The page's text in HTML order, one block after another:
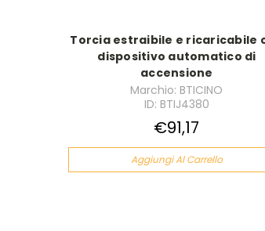
Torcia estraibile e ricaricabile
dispositivo automatico di
accensione
Marchio: BTICINO
ID: BTIJ4380
€91,17
Aggiungi Al Carrello